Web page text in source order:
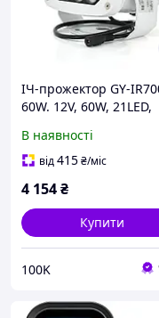
ІЧ-прожектор GY-
60W. 12V, 60W, 21LED,
°, дальність до 150м.
В наявності
від415₴/міс
4 154₴
Купити
100K